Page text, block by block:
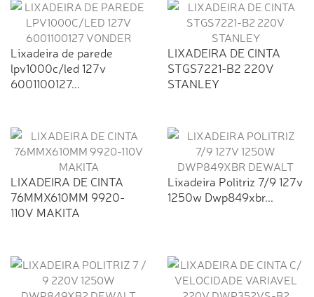
Lixadeira de parede
lpv1000c/led 127v
6001100127...
LIXADEIRA DE CINTA
STGS7221-B2 220V
STANLEY
LIXADEIRA DE CINTA
76MMX610MM 9920-
110V MAKITA
Lixadeira Politriz 7/9 127v
1250w Dwp849xbr...